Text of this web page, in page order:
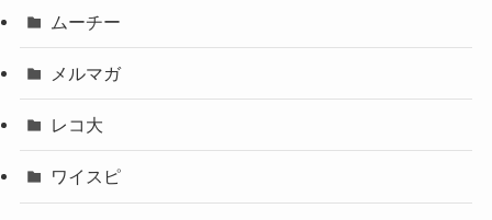
ムーチー
メルマガ
レコ大
ワイスピ